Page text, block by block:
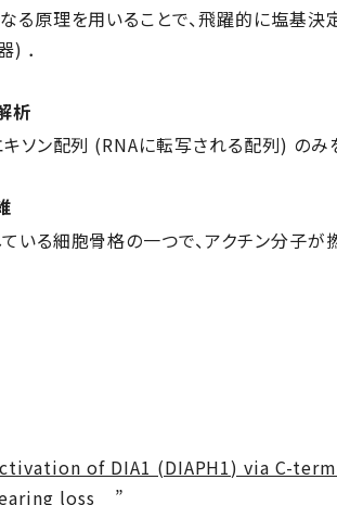
る原理を用いることで、飛躍的に塩基
．
析
キソン配列 (RNAに転写される配列) のみ
いる細胞骨格の一つで、アクチン分子
of DIA1 (DIAPH1) via C-
loss
”